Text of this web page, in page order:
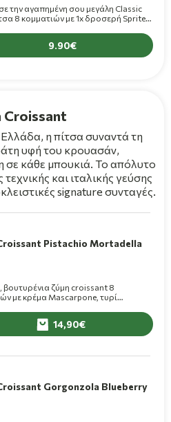
την αγαπημένη σου μεγάλη Classic
8 κομματιών με 1x δροσερή Sprite
9.90
Croissant
η πίτσα συναντά τη
υφή του κρουασάν,
σε κάθε μπουκιά. Το απόλυτο
και ιταλικής γεύσης
signature συνταγές.
Pistachio Mortadella
ζύμη croissant 8
με κρέμα Mascarpone, τυρί
και τριμμένο φιστίκι on top.
14,90
Gorgonzola Blueberry